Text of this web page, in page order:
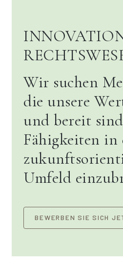
Wir suchen
die unsere
und bereit
Fähigkeiten in
Umfeld
BEWERBEN SIE SICH